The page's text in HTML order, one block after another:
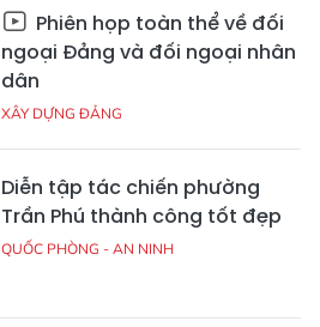
Phiên họp toàn thể về đối
ngoại Đảng và đối ngoại nhân
dân
XÂY DỰNG ĐẢNG
Diễn tập tác chiến phường
Trần Phú thành công tốt đẹp
QUỐC PHÒNG - AN NINH